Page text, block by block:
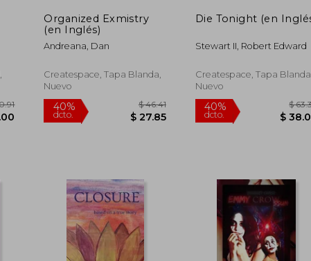
Organized Exmistry
(en Inglés)
Andreana, Dan
Createspace, Tapa Blanda,
Nuevo
40%
dcto.
Die Tonight (en
Stewart II, Robert Edward
Createspace, Tapa Blanda,
Nuevo
40%
dcto.